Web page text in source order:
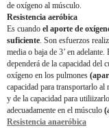
de oxígeno al músculo.
Resistencia aeróbica
Es cuando el aporte de
suficiente. Son esfuerzos
media o baja de 3’ en
dependerá de la capacidad del
oxígeno en los pulmones
capacidad para transportarlo al
y de la capacidad para utiliizarlo
adecuadamente en el músculo
Resistencia anaeróbica